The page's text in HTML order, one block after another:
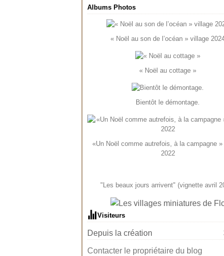
Albums Photos
« Noël au son de l’océan » village
« Noël au cottage »
Bientôt le démontage.
«Un Noël comme autrefois, à la campagne
2022
"Les beaux jours arrivent" (vignette avril
Visiteurs
Depuis la création
Contacter le propriétaire du blog